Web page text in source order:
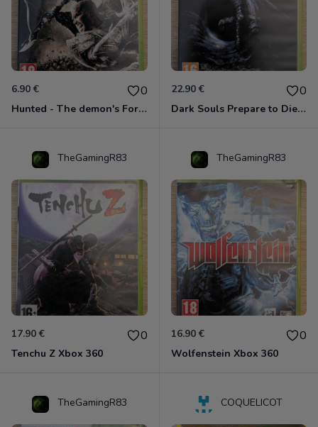
6.90 € 0
Hunted - The demon's Forge Xbox 360 (Complet CIB)
22.90 € 0
Dark Souls Prepare to Die Edition XBOX 360
TheGamingR83
17.90 € 0
Tenchu Z Xbox 360
TheGamingR83
16.90 € 0
Wolfenstein Xbox 360
TheGamingR83 COQUELICOT